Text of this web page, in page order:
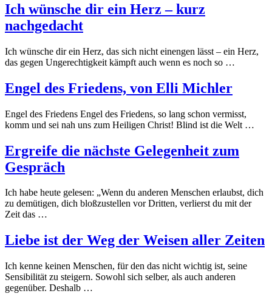
Ich wünsche dir ein Herz – kurz
nachgedacht
Ich wünsche dir ein Herz, das sich nicht einengen lässt – ein Herz,
das gegen Ungerechtigkeit kämpft auch wenn es noch so …
Engel des Friedens, von Elli Michler
Engel des Friedens Engel des Friedens, so lang schon vermisst,
komm und sei nah uns zum Heiligen Christ! Blind ist die Welt …
Ergreife die nächste Gelegenheit zum
Gespräch
Ich habe heute gelesen: „Wenn du anderen Menschen erlaubst, dich
zu demütigen, dich bloßzustellen vor Dritten, verlierst du mit der
Zeit das …
Liebe ist der Weg der Weisen aller Zeiten
Ich kenne keinen Menschen, für den das nicht wichtig ist, seine
Sensibilität zu steigern. Sowohl sich selber, als auch anderen
gegenüber. Deshalb …